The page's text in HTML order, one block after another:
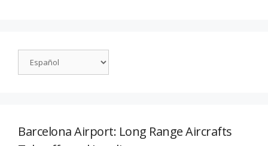
Barcelona Airport: Long Range Aircrafts